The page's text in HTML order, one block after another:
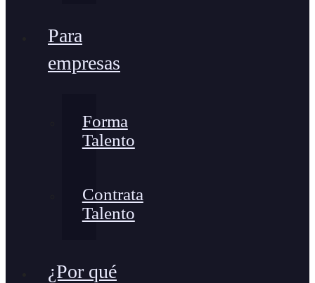
Para
empresas
Forma
Talento
Contrata
Talento
¿Por qué